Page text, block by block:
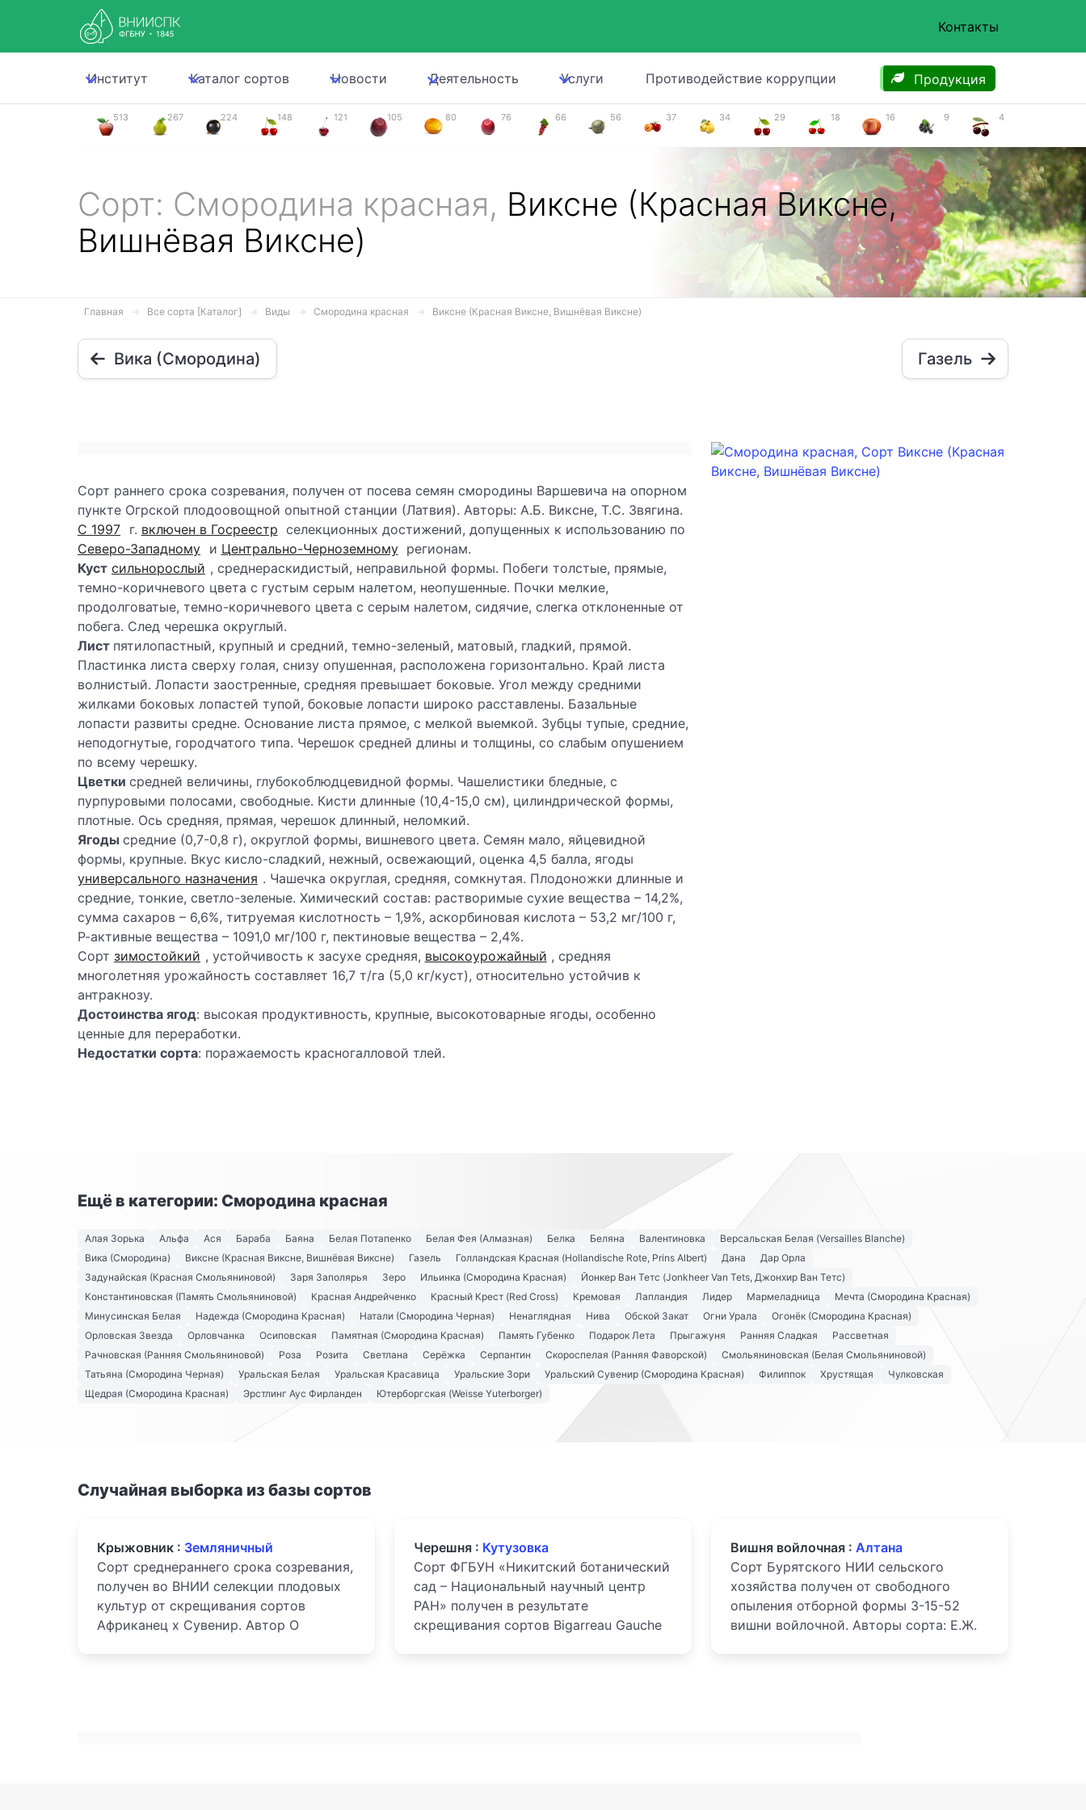
Контакты
Институт Каталог сортов Новости Деятельность Услуги Противодействие коррупции Продукция
513 267 224 148 121 105 80 76 66 56 37 34 29 18 16 9 4
Сорт: Смородина красная, Виксне (Красная Виксне,
Вишнёвая Виксне)
Главная Все сорта [Каталог] Виды Смородина красная Виксне (Красная Виксне, Вишнёвая Виксне)
Вика (Смородина) Газель
Сорт раннего срока созревания, получен от посева семян смородины Варшевича на опорном
пункте Огрской плодоовощной опытной станции (Латвия). Авторы: А.Б. Виксне, Т.С. Звягина.
С 1997 г. включен в Госреестр селекционных достижений, допущенных к использованию по
Северо-Западному и Центрально-Черноземному регионам.
Куст сильнорослый , среднераскидистый, неправильной формы. Побеги толстые, прямые,
темно-коричневого цвета с густым серым налетом, неопушенные. Почки мелкие,
продолговатые, темно-коричневого цвета с серым налетом, сидячие, слегка отклоненные от
побега. След черешка округлый.
Лист пятилопастный, крупный и средний, темно-зеленый, матовый, гладкий, прямой.
Пластинка листа сверху голая, снизу опушенная, расположена горизонтально. Край листа
волнистый. Лопасти заостренные, средняя превышает боковые. Угол между средними
жилками боковых лопастей тупой, боковые лопасти широко расставлены. Базальные
лопасти развиты средне. Основание листа прямое, с мелкой выемкой. Зубцы тупые, средние,
неподогнутые, городчатого типа. Черешок средней длины и толщины, со слабым опушением
по всему черешку.
Цветки средней величины, глубокоблюдцевидной формы. Чашелистики бледные, с
пурпуровыми полосами, свободные. Кисти длинные (10,4-15,0 см), цилиндрической формы,
плотные. Ось средняя, прямая, черешок длинный, неломкий.
Ягоды средние (0,7-0,8 г), округлой формы, вишневого цвета. Семян мало, яйцевидной
формы, крупные. Вкус кисло-сладкий, нежный, освежающий, оценка 4,5 балла, ягоды
универсального назначения . Чашечка округлая, средняя, сомкнутая. Плодоножки длинные и
средние, тонкие, светло-зеленые. Химический состав: растворимые сухие вещества – 14,2%,
сумма сахаров – 6,6%, титруемая кислотность – 1,9%, аскорбиновая кислота – 53,2 мг/100 г,
Р-активные вещества – 1091,0 мг/100 г, пектиновые вещества – 2,4%.
Сорт зимостойкий , устойчивость к засухе средняя, высокоурожайный , средняя
многолетняя урожайность составляет 16,7 т/га (5,0 кг/куст), относительно устойчив к
антракнозу.
Достоинства ягод: высокая продуктивность, крупные, высокотоварные ягоды, особенно
ценные для переработки.
Недостатки сорта: поражаемость красногалловой тлей.
Ещё в категории: Смородина красная
Алая Зорька Альфа Ася Бараба Баяна Белая Потапенко Белая Фея (Алмазная) Белка Беляна Валентиновка
Версальская Белая (Versailles Blanche)
Вика (Смородина)
Виксне (Красная Виксне, Вишнёвая Виксне) Газель Голландская Красная (Hollandische Rote, Prins Albert) Дана
Дар Орла
Задунайская (Красная Смольяниновой)
Заря Заполярья Зеро Ильинка (Смородина Красная)
Йонкер Ван Тетс (Jonkheer Van Tets, Джонхир Ван Тетс)
Константиновская (Память Смольяниновой)
Красная Андрейченко Красный Крест (Red Cross) Кремовая Лапландия Лидер Мармеладница
Мечта (Смородина Красная)
Минусинская Белая
Надежда (Смородина Красная) Натали (Смородина Черная) Ненаглядная Нива Обской Закат Огни Урала
Огонёк (Смородина Красная)
Орловская Звезда
Орловчанка Осиповская Памятная (Смородина Красная) Память Губенко Подарок Лета Прыгажуня Ранняя Сладкая
Рассветная
Рачновская (Ранняя Смольяниновой)
Роза Розита Светлана Серёжка Серпантин Скороспелая (Ранняя Фаворской)
Смольяниновская (Белая Смольяниновой)
Татьяна (Смородина Черная)
Уральская Белая Уральская Красавица Уральские Зори Уральский Сувенир (Смородина Красная) Филиппок Хрустящая
Чулковская
Щедрая (Смородина Красная)
Эрстлинг Аус Фирланден Ютерборгская (Weisse Yuterborger)
Случайная выборка из базы сортов
Крыжовник : Земляничный
Сорт среднераннего срока созревания,
получен во ВНИИ селекции плодовых
культур от скрещивания сортов
Африканец х Сувенир. Автор О
Черешня : Кутузовка
Сорт ФГБУН «Никитский ботанический
сад – Национальный научный центр
РАН» получен в результате
скрещивания сортов Bigarreau Gauche
Вишня войлочная : Алтана
Сорт Бурятского НИИ сельского
хозяйства получен от свободного
опыления отборной формы 3-15-52
вишни войлочной. Авторы сорта: Е.Ж.